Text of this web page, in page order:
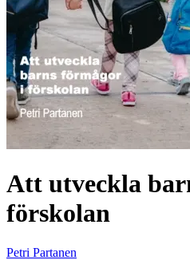
Att utveckla
förskolan
Petri Partanen